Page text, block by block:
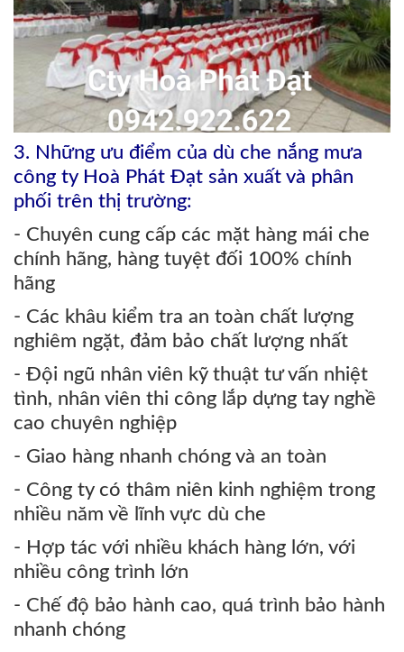
3. Những ưu điểm của dù che nắng mưa
công ty Hoà Phát Đạt sản xuất và phân
phối trên thị trường:
- Chuyên cung cấp các mặt hàng mái che
chính hãng, hàng tuyệt đối 100% chính
hãng
- Các khâu kiểm tra an toàn chất lượng
nghiêm ngặt, đảm bảo chất lượng nhất
- Đội ngũ nhân viên kỹ thuật tư vấn nhiệt
tình, nhân viên thi công lắp dựng tay nghề
cao chuyên nghiệp
- Giao hàng nhanh chóng và an toàn
- Công ty có thâm niên kinh nghiệm trong
nhiều năm về lĩnh vực dù che
- Hợp tác với nhiều khách hàng lớn, với
nhiều công trình lớn
- Chế độ bảo hành cao, quá trình bảo hành
nhanh chóng